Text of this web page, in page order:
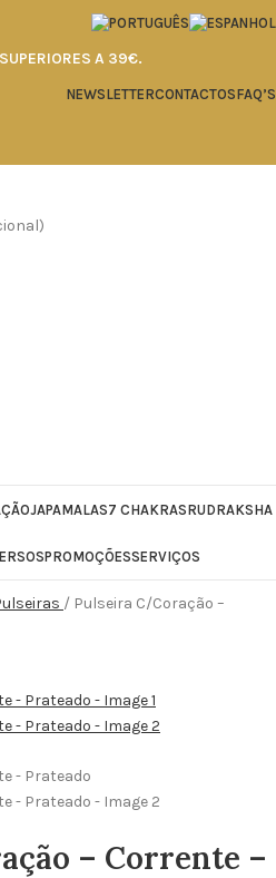
A 39€.
NEWSLETTERCONTACTOSFAQ’S
JAPAMALAS7 CHAKRASRUDRAKSHA
PROMOÇÕESSERVIÇOS
Pulseira C/Coração –
– Corrente –